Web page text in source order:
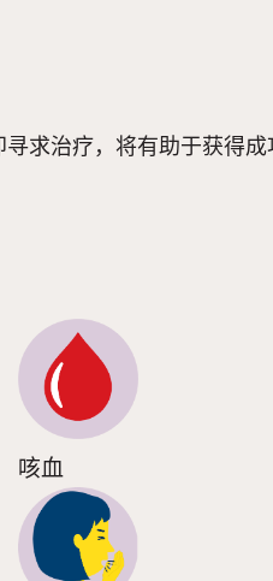
求治疗，将有助于获得成
咳血